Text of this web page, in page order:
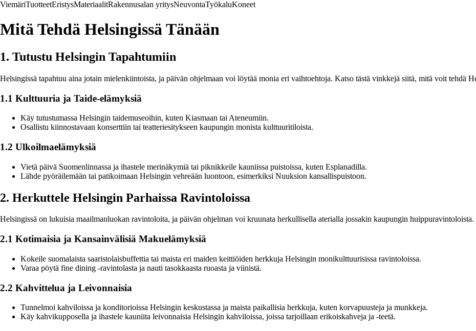
ViemäriTuotteetEristysMateriaalitRakennusalan yritysNeuvontaTyökaluKoneet
Mitä Tehdä Helsingissä Tänään
1. Tutustu Helsingin Tapahtumiin
Helsingissä tapahtuu aina jotain mielenkiintoista, ja päivän ohjelmaan voi löytää monia eri vaihtoehtoja. Katso tästä vinkkejä siitä, mitä voit tehdä
1.1 Kulttuuria ja Taide-elämyksiä
Käy tutustumassa Helsingin taidemuseoihin, kuten Kiasmaan tai Ateneumiin.
Osallistu kiinnostavaan konserttiin tai teatteriesitykseen kaupungin monista kulttuuritiloista.
1.2 Ulkoilmaelämyksiä
Vietä päivä Suomenlinnassa ja ihastele merinäkymiä tai piknikkeile kauniissa puistoissa, kuten Esplanadilla.
Lähde pyöräilemään tai patikoimaan Helsingin vehreään luontoon, esimerkiksi Nuuksion kansallispuistoon.
2. Herkuttele Helsingin Parhaissa Ravintoloissa
Helsingissä on lukuisia maailmanluokan ravintoloita, ja päivän ohjelman voi kruunata herkullisella aterialla jossakin kaupungin huippuravintoloista.
2.1 Kotimaisia ja Kansainvälisiä Makuelämyksiä
Kokeile suomalaista saaristolaisbuffettia tai maista eri maiden keittiöiden herkkuja Helsingin monikulttuurisissa ravintoloissa.
Varaa pöytä fine dining -ravintolasta ja nauti tasokkaasta ruoasta ja viinistä.
2.2 Kahvittelua ja Leivonnaisia
Tunnelmoi kahviloissa ja konditorioissa Helsingin keskustassa ja maista paikallisia herkkuja, kuten korvapuusteja ja munkkeja.
Käy kahvikupposella ja ihastele kauniita leivonnaisia Helsingin kahviloissa, joissa tarjoillaan erikoiskahveja ja -teetä.